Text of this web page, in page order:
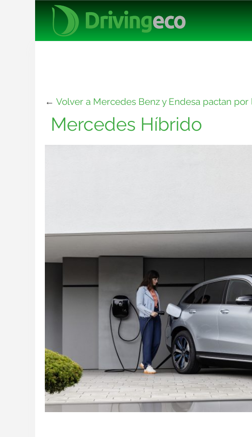
← Volver a Mercedes Benz y Endesa pactan
Mercedes Híbrido